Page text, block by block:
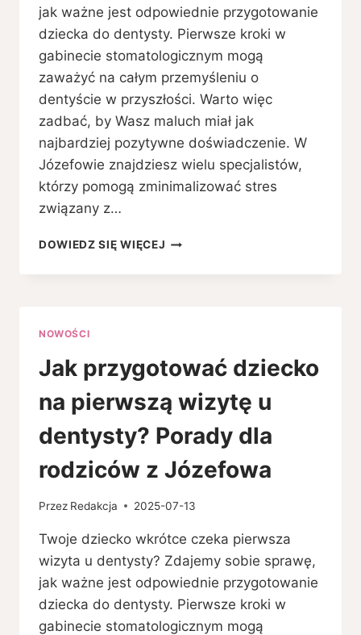
jak ważne jest odpowiednie przygotowanie
dziecka do dentysty. Pierwsze kroki w
gabinecie stomatologicznym mogą
zaważyć na całym przemyśleniu o
dentyście w przyszłości. Warto więc
zadbać, by Wasz maluch miał jak
najbardziej pozytywne doświadczenie. W
Józefowie znajdziesz wielu specjalistów,
którzy pomogą zminimalizować stres
związany z…
DOWIEDZ SIĘ WIĘCEJ JAK
DZIECKO
DENTYSTY?
PORADY
RODZICÓW
Z
JÓZEFOWA
NOWOŚCI
Jak przygotować dziecko
na pierwszą wizytę u
dentysty? Porady dla
rodziców z Józefowa
Przez Redakcja 2025-07-13
Twoje dziecko wkrótce czeka pierwsza
wizyta u dentysty? Zdajemy sobie sprawę,
jak ważne jest odpowiednie przygotowanie
dziecka do dentysty. Pierwsze kroki w
gabinecie stomatologicznym mogą